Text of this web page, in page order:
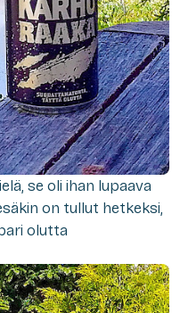
se oli ihan lupaava
on tullut hetkeksi,
olutta